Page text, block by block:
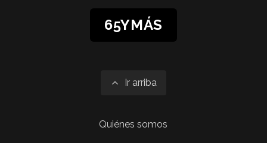
65YMÁS
Ir arriba
Quiénes somos